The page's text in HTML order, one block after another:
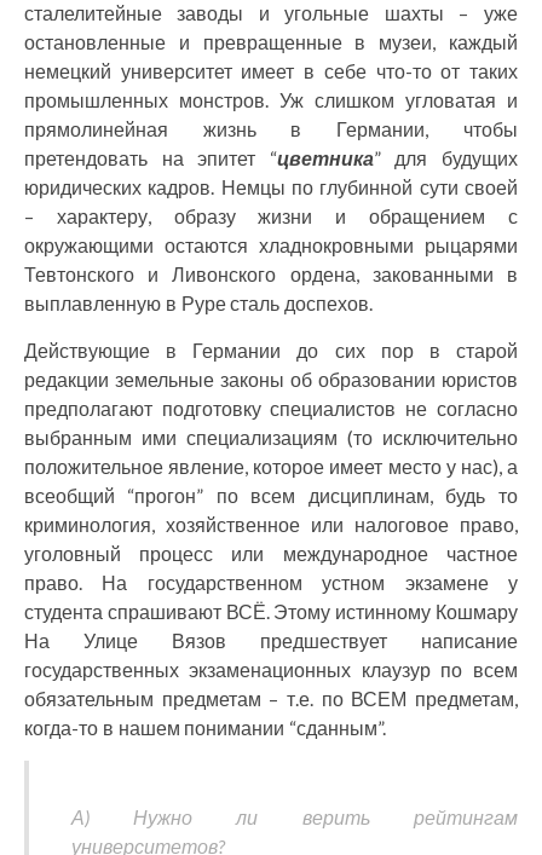
сталелитейные заводы и угольные шахты – уже
остановленные и превращенные в музеи, каждый
немецкий университет имеет в себе что-то от таких
промышленных монстров. Уж слишком угловатая и
прямолинейная жизнь в Германии, чтобы
претендовать на эпитет “цветника” для будущих
юридических кадров. Немцы по глубинной сути своей
– характеру, образу жизни и обращением с
окружающими остаются хладнокровными рыцарями
Тевтонского и Ливонского ордена, закованными в
выплавленную в Руре сталь доспехов.
Действующие в Германии до сих пор в старой
редакции земельные законы об образовании юристов
предполагают подготовку специалистов не согласно
выбранным ими специализациям (то исключительно
положительное явление, которое имеет место у нас), а
всеобщий “прогон” по всем дисциплинам, будь то
криминология, хозяйственное или налоговое право,
уголовный процесс или международное частное
право. На государственном устном экзамене у
студента спрашивают ВСЁ. Этому истинному Кошмару
На Улице Вязов предшествует написание
государственных экзаменационных клаузур по всем
обязательным предметам – т.е. по ВСЕМ предметам,
когда-то в нашем понимании “сданным”.
А) Нужно ли верить рейтингам
университетов?